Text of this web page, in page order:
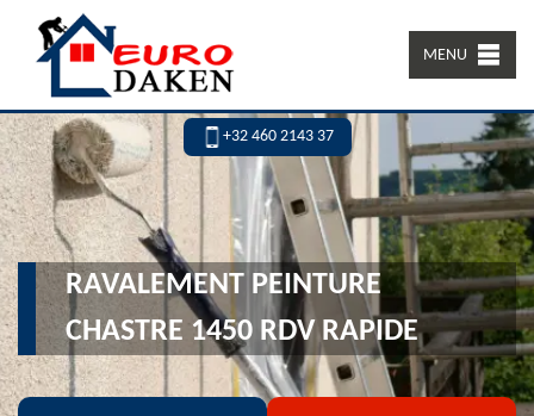
MENU
+32 460 2143 37
RAVALEMENT PEINTURE
CHASTRE 1450 RDV RAPIDE